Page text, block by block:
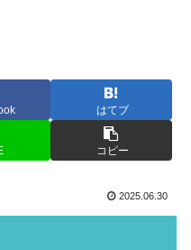
はてブ
コピー
2025.06.30